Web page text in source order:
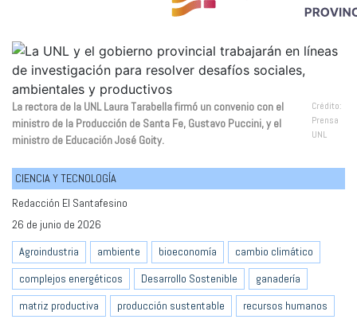
La rectora de la UNL Laura Tarabella firmó un convenio con el
ministro de la Producción de Santa Fe, Gustavo Puccini, y el
ministro de Educación José Goity.
Crédito:
Prensa
UNL
CIENCIA Y TECNOLOGÍA
Redacción El Santafesino
26 de junio de 2026
Agroindustria
ambiente bioeconomía
cambio climático
complejos energéticos
Desarrollo Sostenible
ganadería
matriz productiva
producción sustentable recursos humanos